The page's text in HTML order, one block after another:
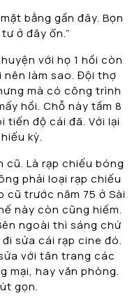
bằng gần đây. Bọn
ở đây ổn.”
với họ 1 hồi còn
làm sao. Đội thợ
mà có công trình
hồi. Chỗ này tầm 8
tiến độ cái đã. Với lại
kỳ.
cũ. Là rạp chiếu bóng
phải loại rạp chiếu
cũ trước năm 75 ở Sài
này còn cũng hiếm.
ngoài thì sáng chứ
sửa cái rạp cine đó.
với tân trang các
mại, hay văn phòng.
gọn.